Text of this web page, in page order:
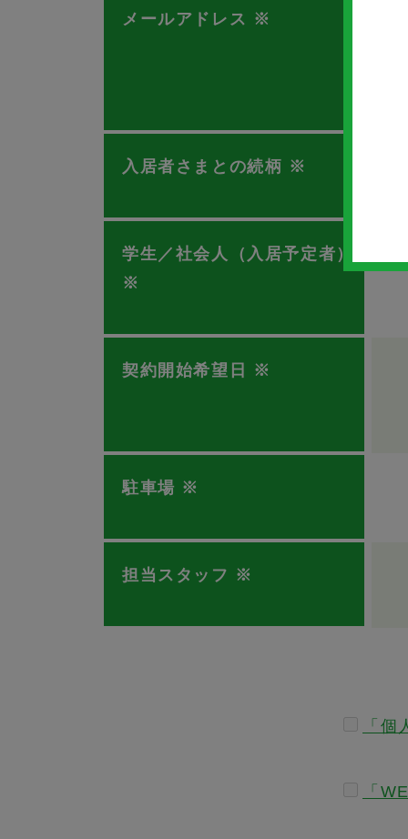
メールアドレス ※
入居者さまとの続柄 ※
学生／社会人（入居予定者）
※
契約開始希望日 ※
駐車場 ※
担当スタッフ ※
「
「